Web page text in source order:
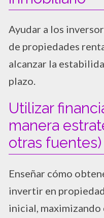
Ayudar a los
de propiedades
alcanzar la
plazo.
Utilizar
manera
otras fuentes)
Enseñar cómo
invertir en
inicial,